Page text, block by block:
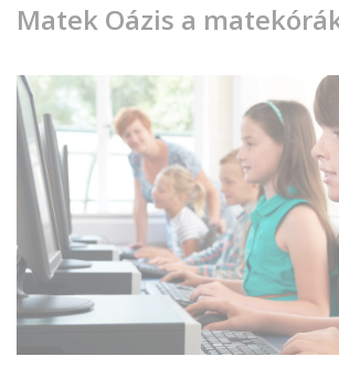
Matek Oázis a